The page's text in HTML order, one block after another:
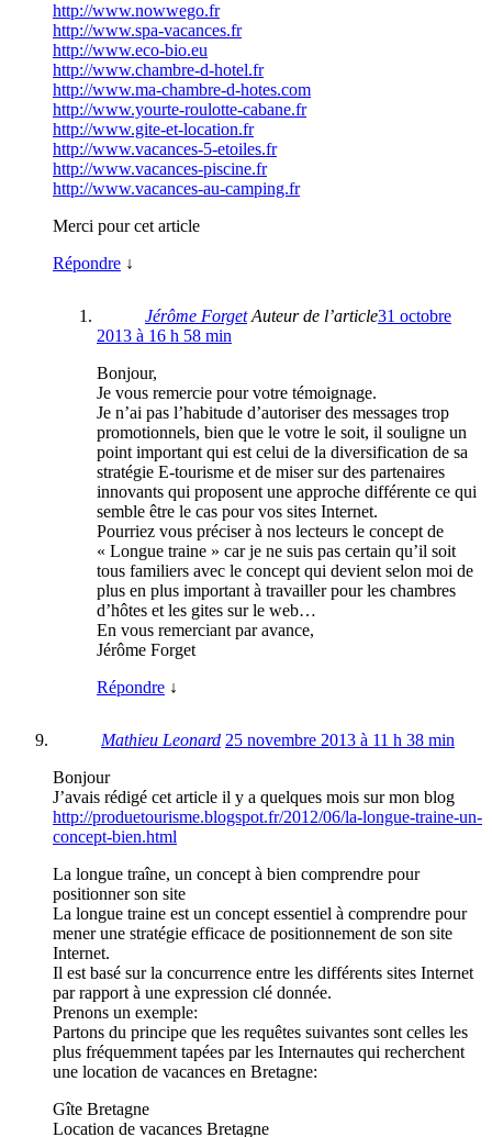
http://www.nowwego.fr
http://www.spa-vacances.fr
http://www.eco-bio.eu
http://www.chambre-d-hotel.fr
http://www.ma-chambre-d-hotes.com
http://www.yourte-roulotte-cabane.fr
http://www.gite-et-location.fr
http://www.vacances-5-etoiles.fr
http://www.vacances-piscine.fr
http://www.vacances-au-camping.fr
Merci pour cet article
Répondre ↓
Jérôme Forget Auteur de l’article31 octobre
2013 à 16 h 58 min
Bonjour,
Je vous remercie pour votre témoignage.
Je n’ai pas l’habitude d’autoriser des messages trop
promotionnels, bien que le votre le soit, il souligne un
point important qui est celui de la diversification de sa
stratégie E-tourisme et de miser sur des partenaires
innovants qui proposent une approche différente ce qui
semble être le cas pour vos sites Internet.
Pourriez vous préciser à nos lecteurs le concept de
« Longue traine » car je ne suis pas certain qu’il soit
tous familiers avec le concept qui devient selon moi de
plus en plus important à travailler pour les chambres
d’hôtes et les gites sur le web…
En vous remerciant par avance,
Jérôme Forget
Répondre ↓
Mathieu Leonard 25 novembre 2013 à 11 h 38 min
Bonjour
J’avais rédigé cet article il y a quelques mois sur mon blog
http://produetourisme.blogspot.fr/2012/06/la-longue-traine-un-
concept-bien.html
La longue traîne, un concept à bien comprendre pour
positionner son site
La longue traine est un concept essentiel à comprendre pour
mener une stratégie efficace de positionnement de son site
Internet.
Il est basé sur la concurrence entre les différents sites Internet
par rapport à une expression clé donnée.
Prenons un exemple:
Partons du principe que les requêtes suivantes sont celles les
plus fréquemment tapées par les Internautes qui recherchent
une location de vacances en Bretagne:
Gîte Bretagne
Location de vacances Bretagne